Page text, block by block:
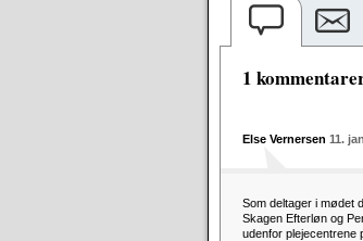
1
Else Vernersen 11.
Som deltager i mødet
Skagen Efterløn og
udenfor plejecentrene